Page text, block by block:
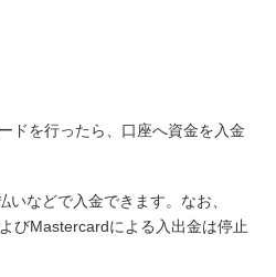
ドを行ったら、口座へ資金を入金
いなどで入金できます。なお、
びMastercardによる入出金は停止